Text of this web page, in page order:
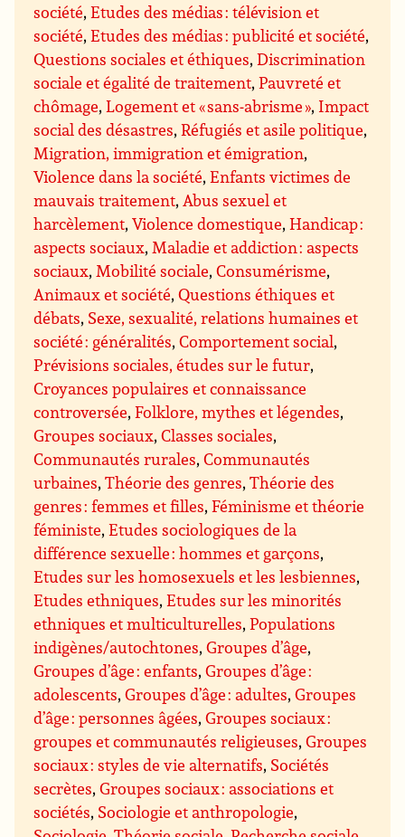
société,Etudes des médias : télévision et
société,Etudes des médias : publicité et société,
Questions sociales et éthiques,Discrimination
sociale et égalité de traitement,Pauvreté et
chômage,Logement et « sans-abrisme », Impact
social des désastres,Réfugiés et asile politique,
Migration, immigration et émigration,
Violence dans la société,Enfants victimes de
mauvais traitement,Abus sexuel et
harcèlement,Violence domestique,Handicap :
aspects sociaux,Maladie et addiction : aspects
sociaux,Mobilité sociale,Consumérisme,
Animaux et société,Questions éthiques et
débats, Sexe, sexualité, relations humaines et
société : généralités,Comportement social,
Prévisions sociales, études sur le futur,
Croyances populaires et connaissance
controversée,Folklore, mythes et légendes,
Groupes sociaux,Classes sociales,
Communautés rurales,Communautés
urbaines,Théorie des genres,Théorie des
genres : femmes et filles,Féminisme et théorie
féministe,Etudes sociologiques de la
différence sexuelle : hommes et garçons,
Etudes sur les homosexuels et les lesbiennes,
Etudes ethniques,Etudes sur les minorités
ethniques et multiculturelles,Populations
indigènes/autochtones,Groupes d’âge,
Groupes d’âge : enfants,Groupes d’âge :
adolescents,Groupes d’âge : adultes,Groupes
d’âge : personnes âgées,Groupes sociaux :
groupes et communautés religieuses,Groupes
sociaux : styles de vie alternatifs, Sociétés
secrètes,Groupes sociaux : associations et
sociétés, Sociologie et anthropologie,